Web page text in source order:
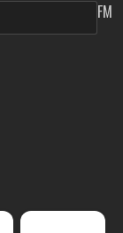
FM